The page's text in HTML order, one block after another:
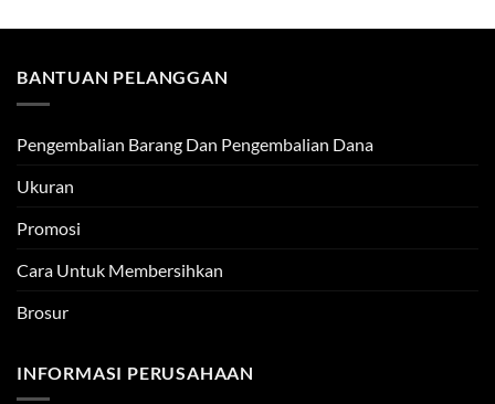
BANTUAN PELANGGAN
Pengembalian Barang Dan Pengembalian Dana
Ukuran
Promosi
Cara Untuk Membersihkan
Brosur
INFORMASI PERUSAHAAN